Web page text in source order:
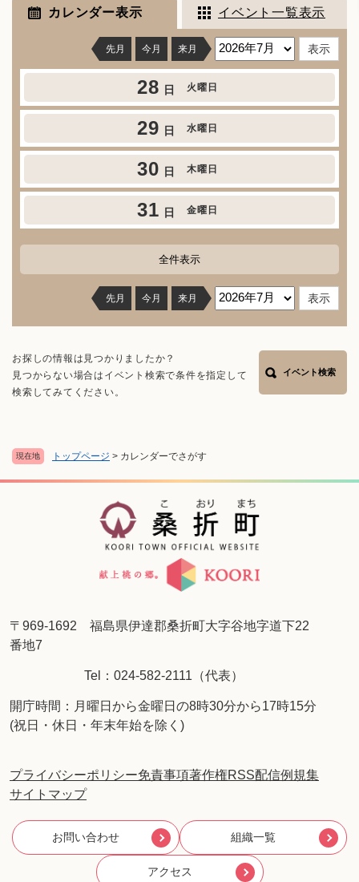
現在地 トップページ > カレンダーでさがす
カレンダー表示 イベント一覧表示
先月 今月 来月
28 日 火曜日
29 日 水曜日
30 日 木曜日
31 日 金曜日
全件表示
先月 今月 来月
お探しの情報は見つかりましたか？
見つからない場合はイベント検索で条件を指定して
検索してみてください。
イベント検索
〒969-1692 福島県伊達郡桑折町大字谷地字道下22
番地7
Tel：024-582-2111（代表）
開庁時間：月曜日から金曜日の8時30分から17時15分
(祝日・休日・年末年始を除く)
プライバシーポリシー免責事項著作権RSS配信例規集
サイトマップ
お問い合わせ 組織一覧
アクセス